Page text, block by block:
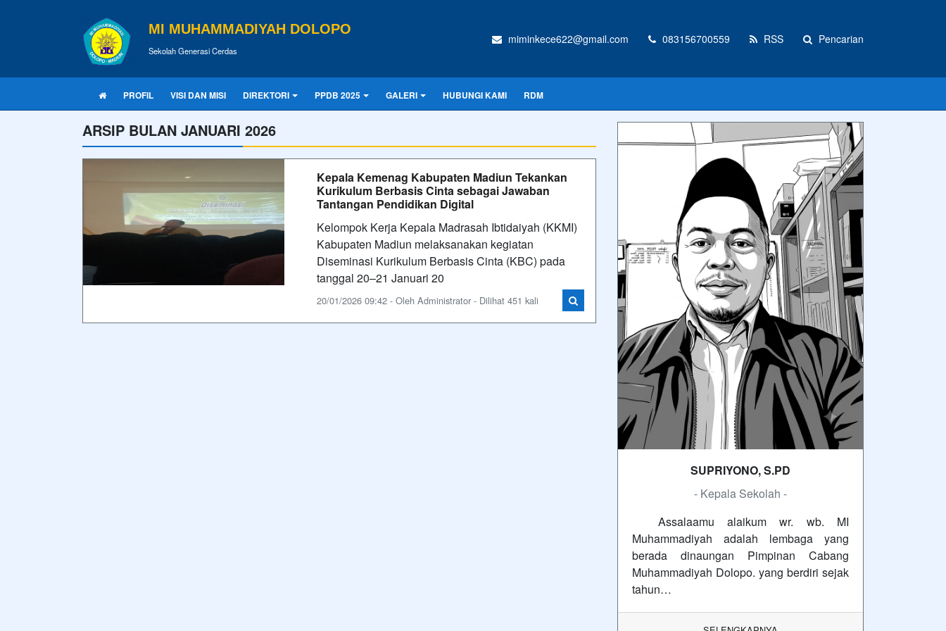
MI MUHAMMADIYAH DOLOPO
Sekolah Generasi Cerdas
miminkece622@gmail.com 083156700559 RSS Pencarian
PROFIL VISI DAN MISI DIREKTORI PPDB 2025 GALERI HUBUNGI KAMI RDM
ARSIP BULAN JANUARI 2026
Kepala Kemenag Kabupaten Madiun Tekankan
Kurikulum Berbasis Cinta sebagai Jawaban
Tantangan Pendidikan Digital
Kelompok Kerja Kepala Madrasah Ibtidaiyah (KKMI)
Kabupaten Madiun melaksanakan kegiatan
Diseminasi Kurikulum Berbasis Cinta (KBC) pada
tanggal 20–21 Januari 20
20/01/2026 09:42 - Oleh Administrator - Dilihat 451 kali
SUPRIYONO, S.PD
- Kepala Sekolah -
Assalaamu alaikum wr. wb. MI
Muhammadiyah adalah lembaga yang
berada dinaungan Pimpinan Cabang
Muhammadiyah Dolopo. yang berdiri sejak
tahun…